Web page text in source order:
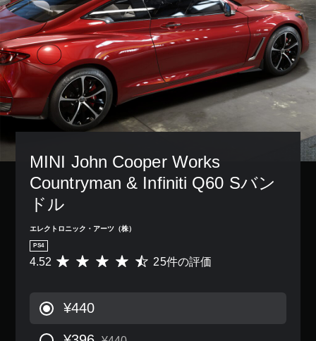
MINI John Cooper Works
Countryman & Infiniti Q60 Sバン
ドル
エレクトロニック・アーツ（株）
PS4
評
4.52 25件の評価
¥440